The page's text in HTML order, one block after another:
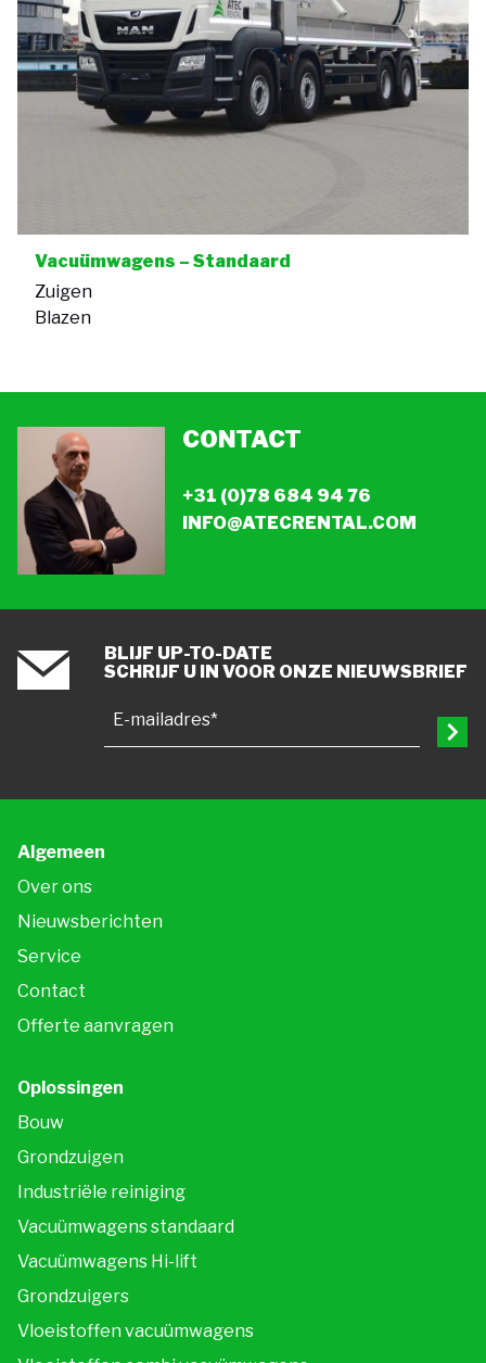
Vacuümwagens – Standaard
Zuigen
Blazen
CONTACT
+31 (0)78 684 94 76
INFO@ATECRENTAL.COM
BLIJF UP-TO-DATE
SCHRIJF U IN VOOR ONZE NIEUWSBRIEF
E-mailadres*
Algemeen
Over ons
Nieuwsberichten
Service
Contact
Offerte aanvragen
Oplossingen
Bouw
Grondzuigen
Industriële reiniging
Vacuümwagens standaard
Vacuümwagens Hi-lift
Grondzuigers
Vloeistoffen vacuümwagens